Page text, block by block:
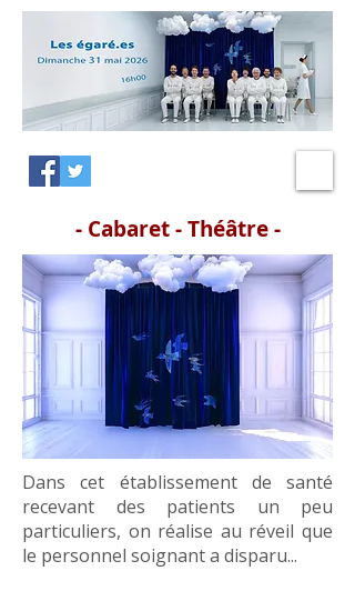
- Cabaret - Théâtre -
Dans cet établissement de santé
recevant des patients un peu
particuliers, on réalise au réveil que
le personnel soignant a disparu...